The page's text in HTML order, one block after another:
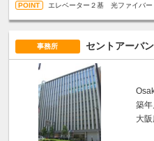
エレベーター２基 光ファイバ
事務所 セントアーバ
築
大